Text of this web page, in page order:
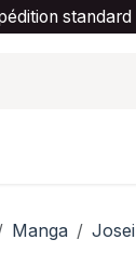
standard
Manga Josei